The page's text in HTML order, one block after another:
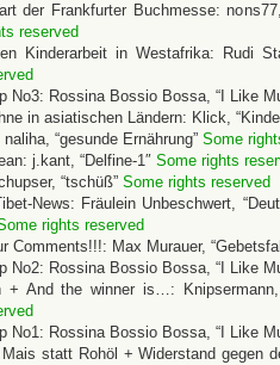
der Frankfurter Buchmesse:
reserved
Kinderarbeit in Westafrika: Rudi
No3: Rossina Bossio Bossa, “I Like
in asiatischen Ländern: Klick,
“gesunde Ernährung” Some
j.kant, “Delfine-1″ Some rights
“tschüß” Some rights reserved
News: Fräulein Unbeschwert,
rights reserved
Comments!!!: Max Murauer,
No2: Rossina Bossio Bossa, “I Like
+ And the winner is…:
No1: Rossina Bossio Bossa, “I Like
statt Rohöl + Widerstand gegen